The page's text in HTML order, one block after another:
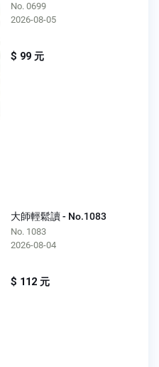
No. 0699
2026-08-05
$ 99 元
大師輕鬆讀 - No.1083
No. 1083
2026-08-04
$ 112 元